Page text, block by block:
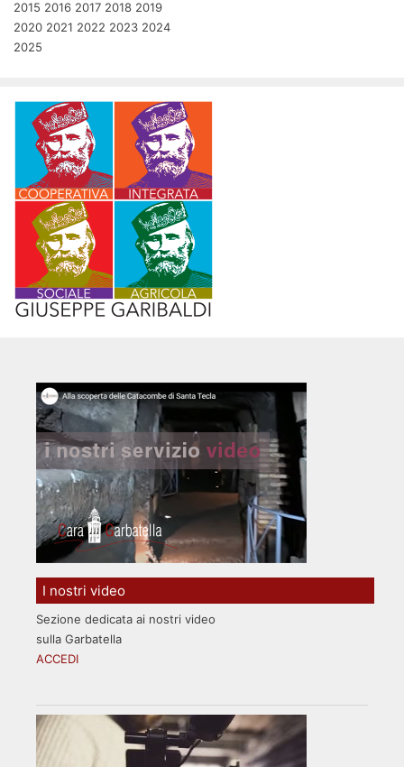
2015 2016 2017 2018 2019
2020 2021 2022 2023 2024
2025
I nostri video
Sezione dedicata ai nostri video
sulla Garbatella
ACCEDI